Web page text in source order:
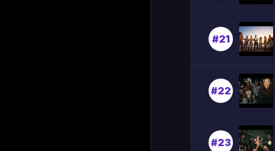
#21
#22
#23